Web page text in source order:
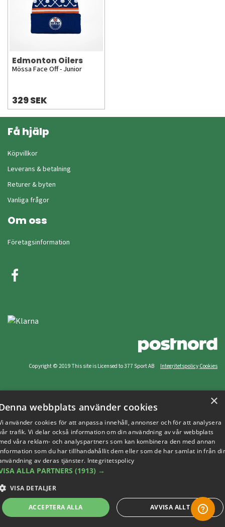
Edmonton Oilers
Mössa Face Off - Junior
329 SEK
Få hjälp
Köpvillkor
Leverans & betalning
Returer & byten
Vanliga frågor
Om oss
Företagsinformation
Copyright © 2019 This site is Licensed to 377 Sport AB Integritetspolicy Cookies
×
webbplats använder cookies
använder cookies för att anpassa innehåll, annonser och för att analysera
trafik. Vi delar också information om din användning av vår webbplats
våra reklam- och analyspartners som kan kombinera den med annan
som du har tillhandahållit dem eller som de har samlat in från
av deras tjänster. Integritetspolicy
ALLA PARTNERS (1913) →
VISA DETALJER
ACCEPTERA ALLA AVVISA ALLT